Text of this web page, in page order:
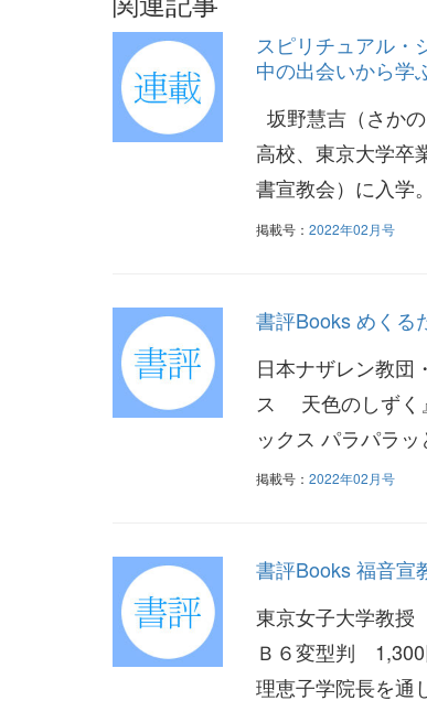
スピリチュアル
中の出会いから
坂野慧吉（さか
高校、東京大学卒
書宣教会）に入学
掲載号： 2022年02月号
書評Books めくる
日本ナザレン教
ス 天色のしずく
ックス パラパラ
掲載号： 2022年02月号
書評Books 福音
東京女子大学教
Ｂ６変型判 1,300
理恵子学院長を通